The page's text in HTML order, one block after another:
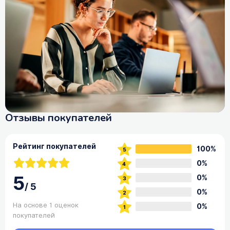
Отзывы покупателей
Рейтинг покупателей
5/5
На основе 1 оценок
покупателей
100%
0%
0%
0%
0%